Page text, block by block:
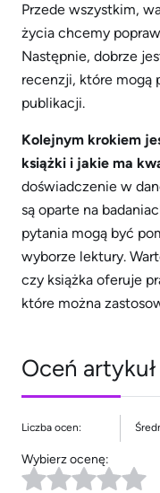
Przede wszystkim,
życia chcemy
Następnie, dobrze
recenzji, które mogą
publikacji.
Kolejnym krokiem
książki i jakie ma
doświadczenie w
są oparte na
pytania mogą być
wyborze lektury.
czy książka oferuje
które można
Oceń artykuł
Liczba ocen:
Wybierz ocenę: